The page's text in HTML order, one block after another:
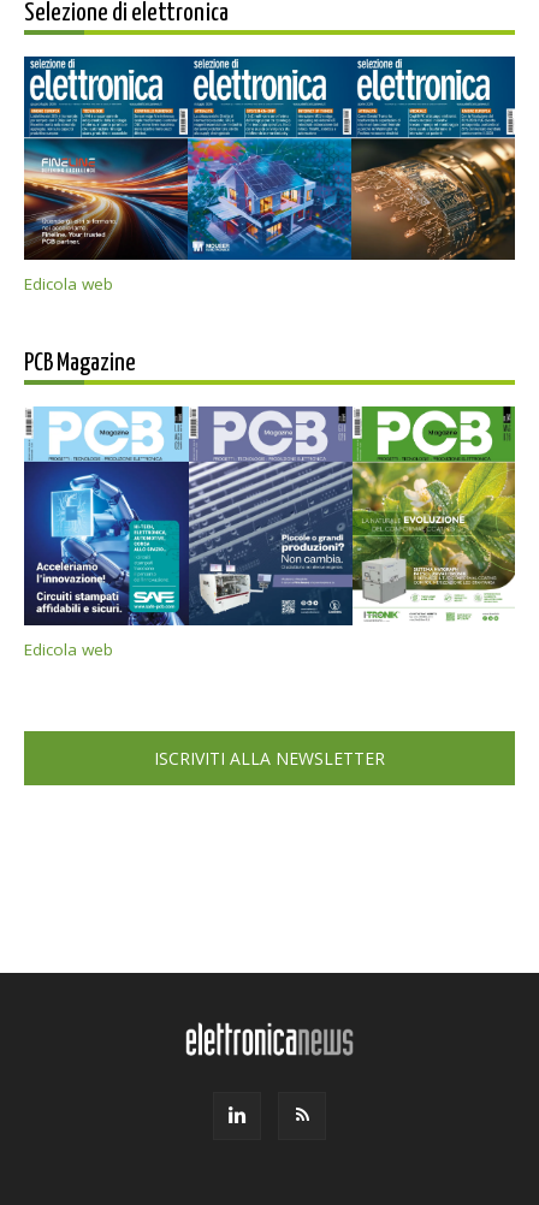
Selezione di elettronica
Edicola web
PCB Magazine
Edicola web
ISCRIVITI ALLA NEWSLETTER